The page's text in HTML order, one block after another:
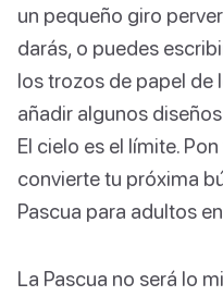
un pequeño giro
darás, o puedes
los trozos de papel de
añadir algunos
El cielo es el límite.
convierte tu próxima
Pascua para adultos
La Pascua no será lo